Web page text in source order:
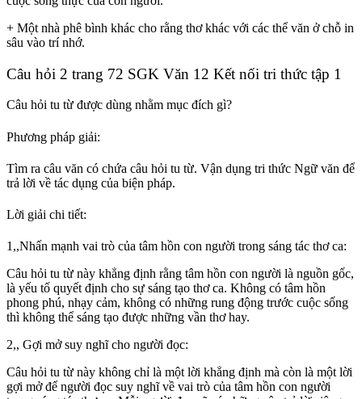
+ Một nhà phê bình khác cho rằng thơ khác với các thể văn ở chỗ in
sâu vào trí nhớ.
Câu hỏi 2 trang 72 SGK Văn 12 Kết nối tri thức tập 1
Câu hỏi tu từ được dùng nhằm mục đích gì?
Phương pháp giải:
Tìm ra câu văn có chứa câu hỏi tu từ. Vận dụng tri thức Ngữ văn để
trả lời về tác dụng của biện pháp.
Lời giải chi tiết:
1,,Nhấn mạnh vai trò của tâm hồn con người trong sáng tác thơ ca:
Câu hỏi tu từ này khẳng định rằng tâm hồn con người là nguồn gốc,
là yếu tố quyết định cho sự sáng tạo thơ ca. Không có tâm hồn
phong phú, nhạy cảm, không có những rung động trước cuộc sống
thì không thể sáng tạo được những vần thơ hay.
2,, Gợi mở suy nghĩ cho người đọc:
Câu hỏi tu từ này không chỉ là một lời khẳng định mà còn là một lời
gợi mở để người đọc suy nghĩ về vai trò của tâm hồn con người